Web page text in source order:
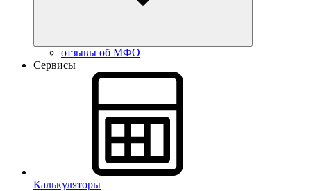
отзывы об МФО
Сервисы
Калькуляторы